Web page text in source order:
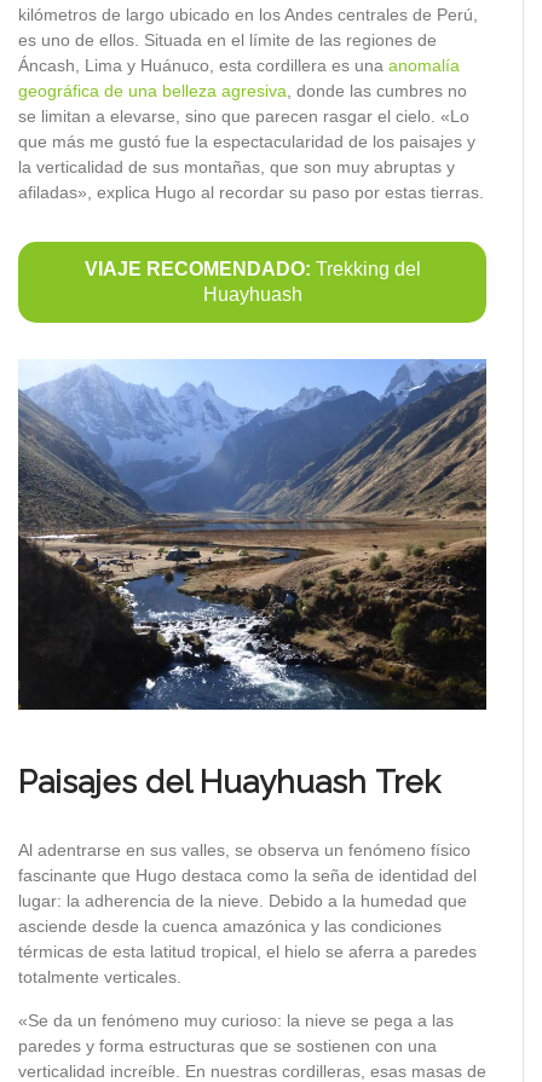
kilómetros de largo ubicado en los Andes centrales de Perú,
es uno de ellos. Situada en el límite de las regiones de
Áncash, Lima y Huánuco, esta cordillera es una anomalía
geográfica de una belleza agresiva , donde las cumbres no
se limitan a elevarse, sino que parecen rasgar el cielo. «Lo
que más me gustó fue la espectacularidad de los paisajes y
la verticalidad de sus montañas, que son muy abruptas y
afiladas», explica Hugo al recordar su paso por estas tierras.
VIAJE RECOMENDADO: Trekking del
Huayhuash
Paisajes del Huayhuash Trek
Al adentrarse en sus valles, se observa un fenómeno físico
fascinante que Hugo destaca como la seña de identidad del
lugar: la adherencia de la nieve. Debido a la humedad que
asciende desde la cuenca amazónica y las condiciones
térmicas de esta latitud tropical, el hielo se aferra a paredes
totalmente verticales.
«Se da un fenómeno muy curioso: la nieve se pega a las
paredes y forma estructuras que se sostienen con una
verticalidad increíble. En nuestras cordilleras, esas masas de